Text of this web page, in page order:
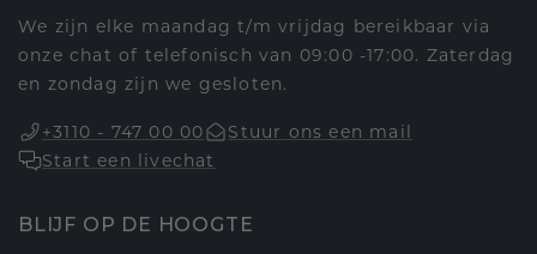
We zijn elke maandag t/m vrijdag bereikbaar via
onze chat of telefonisch van 09:00 -17:00. Zaterdag
en zondag zijn we gesloten.
+3110 - 747 00 00
Stuur ons een mail
Start een livechat
BLIJF OP DE HOOGTE